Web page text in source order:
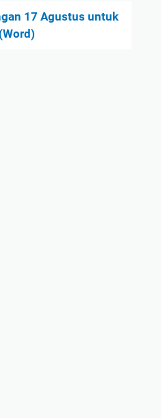
17 Agustus untuk